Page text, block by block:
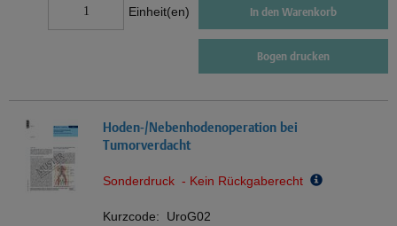
Einheit(en) In den Warenkorb
Bogen drucken
Hoden-/Nebenhodenoperation bei
Tumorverdacht
Sonderdruck - Kein Rückgaberecht
Kurzcode: UroG02